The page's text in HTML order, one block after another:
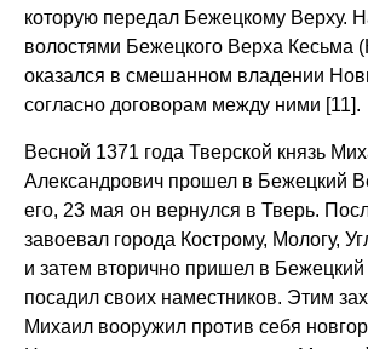
которую передал Бежецкому Верху.
волостями Бежецкого Верха Кесьма
оказался в смешанном владении
согласно договорам между ними [11].
Весной 1371 года Тверской князь
Александрович прошел в Бежецкий
его, 23 мая он вернулся в Тверь.
завоевал города Кострому, Мологу,
и затем вторично пришел в Бежецкий
посадил своих наместников. Этим
Михаил вооружил против себя